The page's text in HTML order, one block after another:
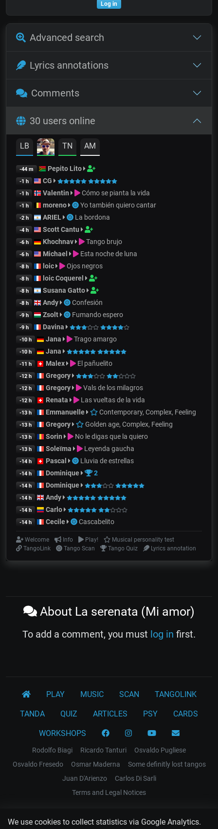
We use cookies to collect statistics via Google Analytics.
Log in
Advanced search
Lyrics annotations
Comments
30 users online
LB TN AM
-44 m Pepito Lito
-1 h CG
-1 h Valentin Cómo se pianta la vida
-1 h moreno Yo también quiero cantar
-2 h ARIEL La bordona
-4 h Scott Cantu
-6 h Khochnav Tango brujo
-6 h Michael Esta noche de luna
-8 h loic Ojos negros
-8 h loic Coquerel
-8 h Susana Gatto
-8 h Andy Confesión
-9 h Zsolt Fumando espero
-9 h Davina
-10 h Jana Trago amargo
-10 h Jana
-11 h Malex El pañuelito
-12 h Gregory
-12 h Gregory Vals de los milagros
-12 h Renata Las vueltas de la vida
-13 h Emmanuelle Contemporary, Complex, Feeling
-13 h Gregory Golden age, Complex, Feeling
-13 h Sorin No le digas que la quiero
-13 h Soleïma Leyenda gaucha
-14 h Pascal Lluvia de estrellas
-14 h Dominique 2
-14 h Dominique
-14 h Andy
-14 h Carlo
-14 h Cecile Cascabelito
Welcome Info Play!
Musical personality test
TangoLink
Tango Scan Tango Quiz Lyrics annotation
About La serenata (Mi amor)
To add a comment, you must log in first.
PLAY MUSIC SCAN TANGOLINK
TANDA QUIZ ARTICLES PSY CARDS
WORKSHOPS
Rodolfo Biagi Ricardo Tanturi
Osvaldo Pugliese
Osvaldo Fresedo
Osmar Maderna
Some definitly lost tangos
Juan D'Arienzo
Carlos Di Sarli
Terms and Legal Notices
EL RECODO TANGO